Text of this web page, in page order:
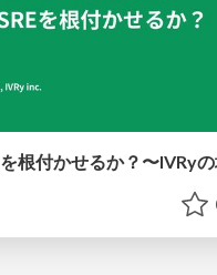
根付かせるか？〜IVRy